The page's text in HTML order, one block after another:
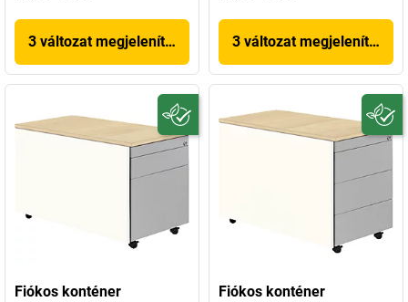
3 változat megjelenítése 3 változat megjelenítése
Fiókos konténer
Fiókos konténer